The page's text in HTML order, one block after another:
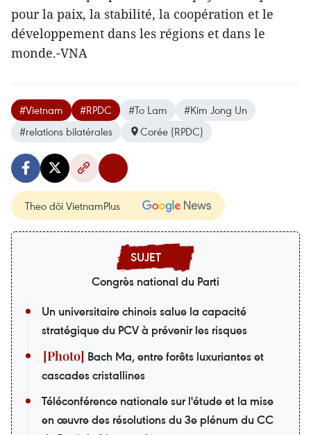
pour la paix, la stabilité, la coopération et le
développement dans les régions et dans le
monde.-VNA
#Vietnam #RPDC #To Lam
#Kim Jong Un
#relations bilatérales
Corée (RPDC)
Theo dõi VietnamPlus
Congrès national du Parti
Un universitaire chinois salue la capacité
stratégique du PCV à prévenir les risques
Bach Ma, entre forêts luxuriantes et
cascades cristallines
Téléconférence nationale sur l'étude et la mise
en œuvre des résolutions du 3e plénum du CC